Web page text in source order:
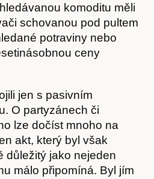
komoditu měli
schovanou pod pultem
potraviny nebo
ceny
jen s pasivním
O partyzánech či
lze dočíst mnoho na
akt, který byl však
důležitý jako nejeden
málo připomíná. Byl jím